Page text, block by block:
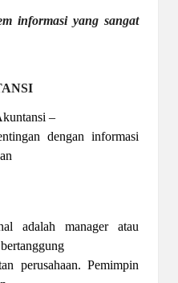
informasi yang sangat
–
dengan informasi
adalah manager atau
perusahaan. Pemimpin